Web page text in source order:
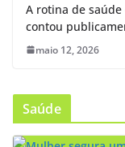
A rotina de saúde
contou
maio 12, 2026
Saúde